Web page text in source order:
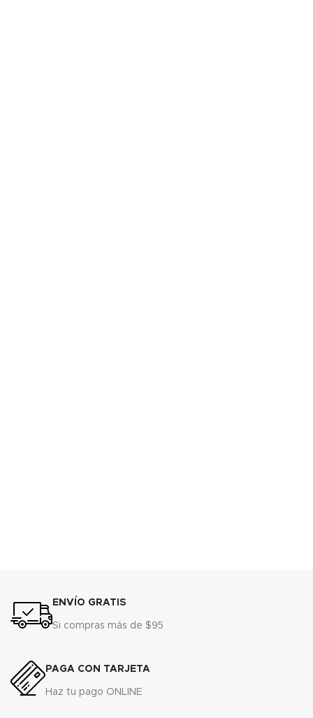
ENVÍO GRATIS
Si compras más de $95
PAGA CON TARJETA
Haz tu pago ONLINE